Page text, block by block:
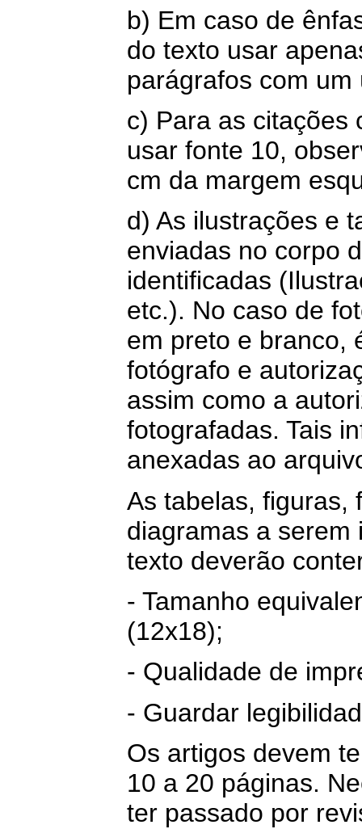
b) Em caso de
do texto usar
parágrafos com
c) Para as citações
usar fonte 10,
cm da margem
d) As ilustrações e
enviadas no corpo
identificadas
etc.). No caso de
em preto e branco,
fotógrafo e
assim como a
fotografadas. Tais
anexadas ao
As tabelas, figuras,
diagramas a serem
texto deverão
- Tamanho
(12x18);
- Qualidade de
- Guardar
Os artigos devem
10 a 20 páginas.
ter passado por